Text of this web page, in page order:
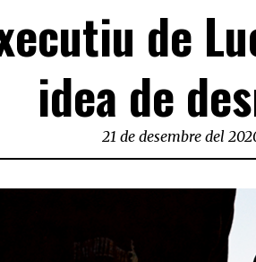
de
idea de
21 de desembre del